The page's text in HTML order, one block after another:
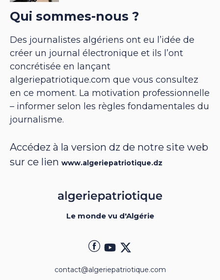
Qui sommes-nous ?
Des journalistes algériens ont eu l’idée de
créer un journal électronique et ils l’ont
concrétisée en lançant
algeriepatriotique.com que vous consultez
en ce moment. La motivation professionnelle
– informer selon les règles fondamentales du
journalisme.
Accédez à la version dz de notre site web
sur ce lien www.algeriepatriotique.dz
Le monde vu d'Algérie
contact@algeriepatriotique.com